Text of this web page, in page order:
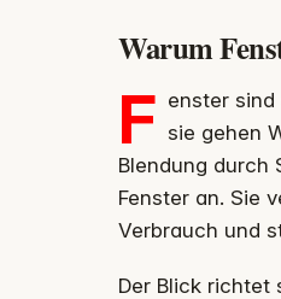
Warum
F enster
sie gehen
Blendung durch
Fenster an. Sie
Verbrauch und
Der Blick richtet